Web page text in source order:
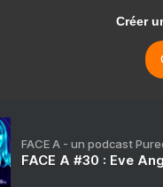
Créer
FACE A - un podcast
FACE A #30 : Eve